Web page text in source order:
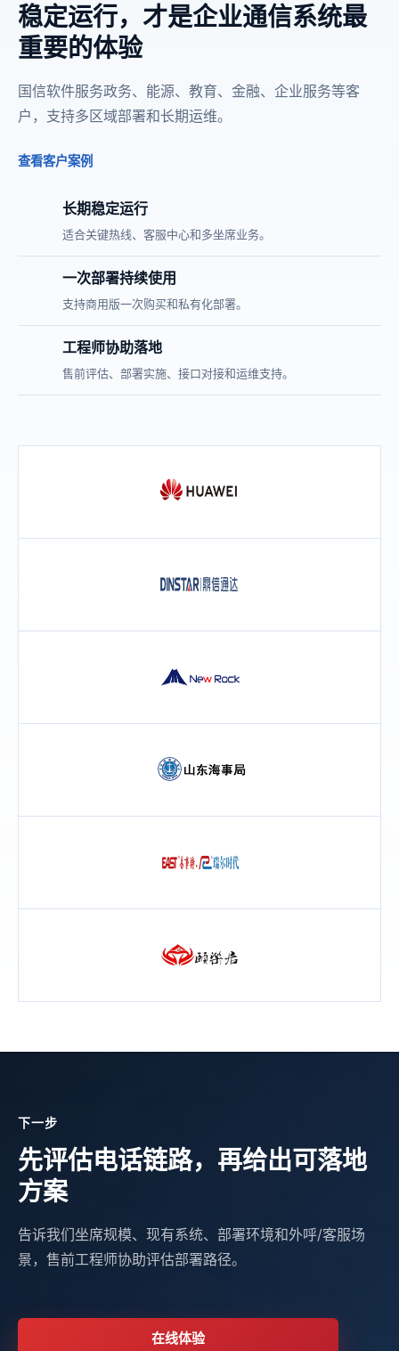
稳定运行，才是企业通信系统最
重要的体验
国信软件服务政务、能源、教育、金融、企业服务等客
户，支持多区域部署和长期运维。
查看客户案例
长期稳定运行
适合关键热线、客服中心和多坐席业务。
一次部署持续使用
支持商用版一次购买和私有化部署。
工程师协助落地
售前评估、部署实施、接口对接和运维支持。
下一步
先评估电话链路，再给出可落地
方案
告诉我们坐席规模、现有系统、部署环境和外呼/客服场
景，售前工程师协助评估部署路径。
在线体验